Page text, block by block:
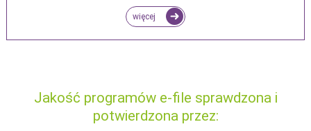
więcej
Jakość programów e-file sprawdzona i
potwierdzona przez: